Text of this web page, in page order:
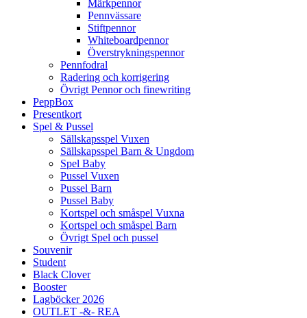
Märkpennor
Pennvässare
Stiftpennor
Whiteboardpennor
Överstrykningspennor
Pennfodral
Radering och korrigering
Övrigt Pennor och finewriting
PeppBox
Presentkort
Spel & Pussel
Sällskapsspel Vuxen
Sällskapsspel Barn & Ungdom
Spel Baby
Pussel Vuxen
Pussel Barn
Pussel Baby
Kortspel och småspel Vuxna
Kortspel och småspel Barn
Övrigt Spel och pussel
Souvenir
Student
Black Clover
Booster
Lagböcker 2026
OUTLET -&- REA